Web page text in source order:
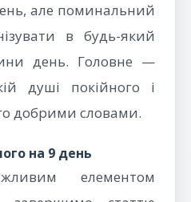
але поминальний
в будь-який
день. Головне —
душі покійного і
добрими словами.
на 9 день
елементом